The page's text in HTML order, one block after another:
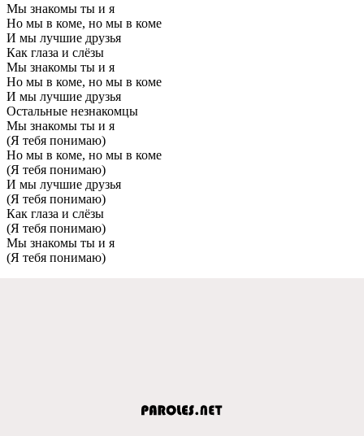
Мы знакомы ты и я
Но мы в коме, но мы в коме
И мы лучшие друзья
Как глаза и слёзы
Мы знакомы ты и я
Но мы в коме, но мы в коме
И мы лучшие друзья
Остальные незнакомцы
Мы знакомы ты и я
(Я тебя понимаю)
Но мы в коме, но мы в коме
(Я тебя понимаю)
И мы лучшие друзья
(Я тебя понимаю)
Как глаза и слёзы
(Я тебя понимаю)
Мы знакомы ты и я
(Я тебя понимаю)